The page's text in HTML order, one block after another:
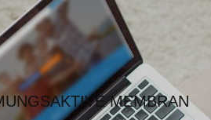
MEMBRAN